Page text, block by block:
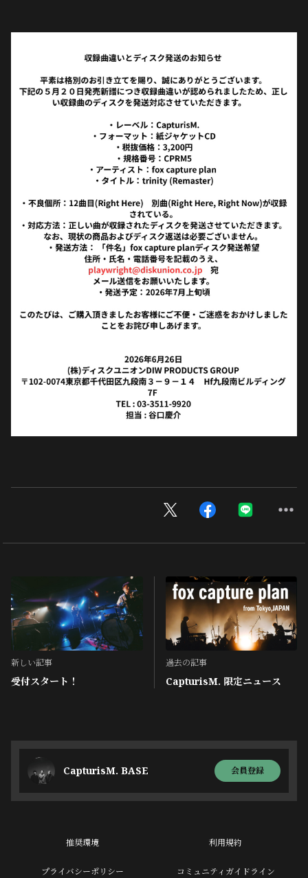
新しい記事
受付スタート！
過去の記事
CapturisM. 限定ニュース
CapturisM. BASE 会員登録
推奨環境 利用規約
プライバシーポリシー コミュニティガイドライン